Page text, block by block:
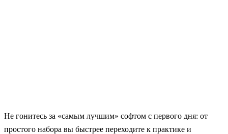
Не гонитесь за «самым лучшим» софтом с первого дня: от
простого набора вы быстрее переходите к практике и